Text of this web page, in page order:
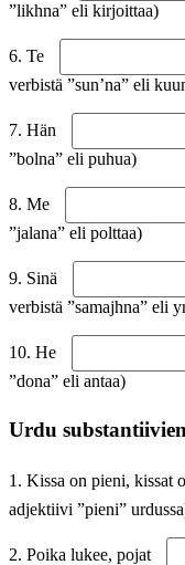
”likhna” eli kirjoittaa)
6. Te
verbistä ”sun’na” eli
7. Hän
”bolna” eli puhua)
8. Me
”jalana” eli polttaa)
9. Sinä
verbistä ”samajhna” eli
10. He
”dona” eli antaa)
Urdu
1. Kissa on pieni, kissat
adjektiivi ”pieni”
2. Poika lukee, pojat